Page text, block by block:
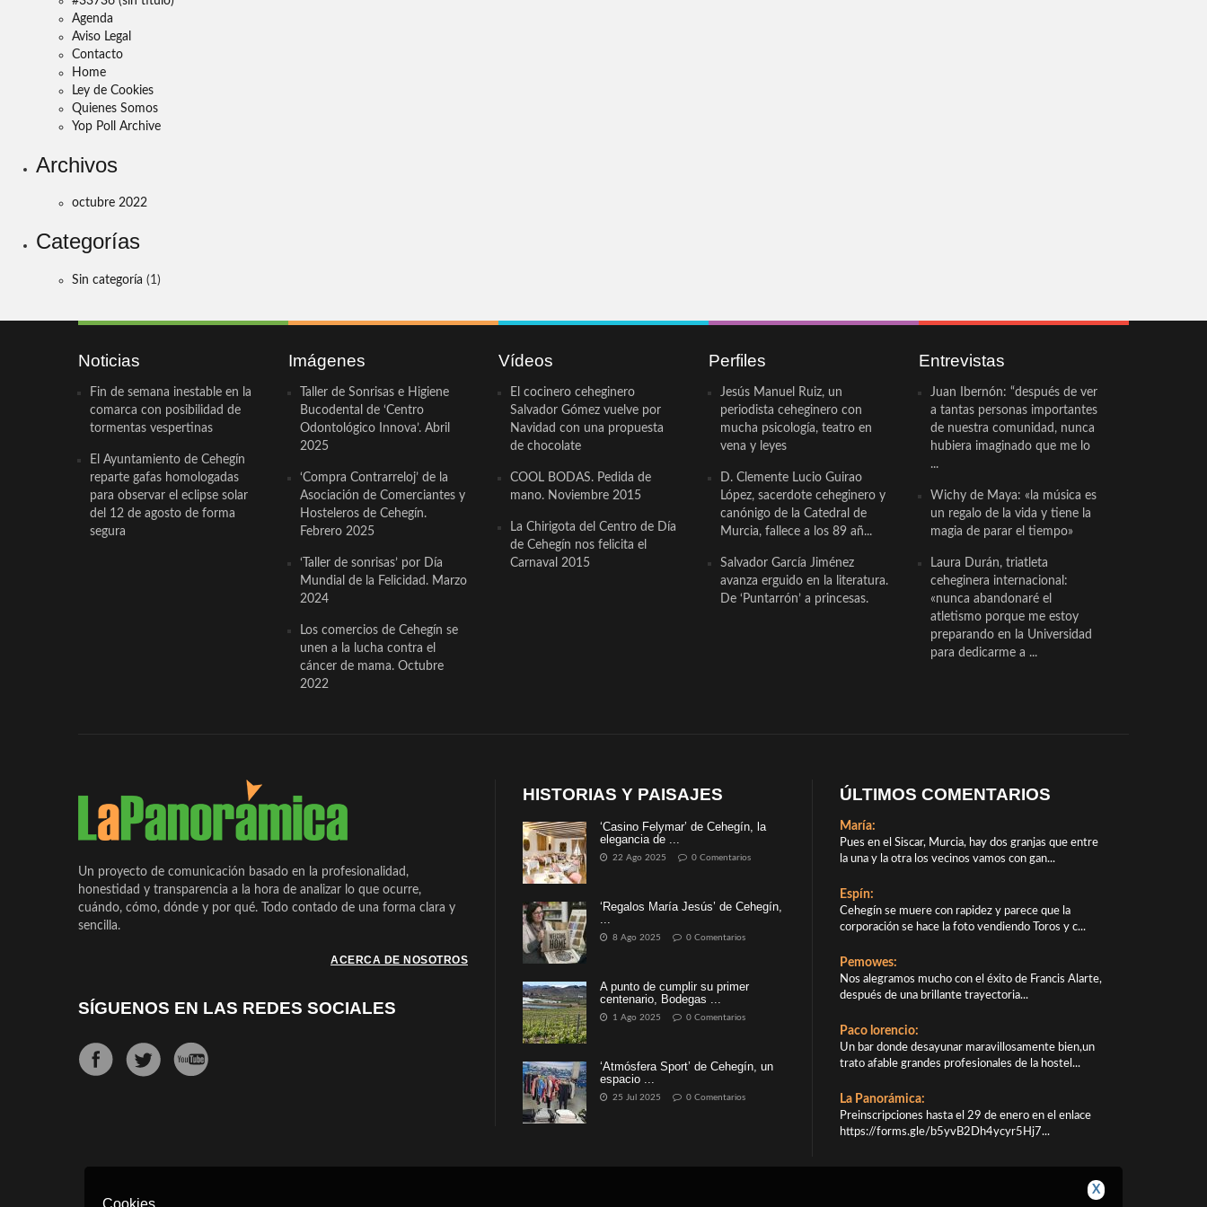
Agenda
Aviso Legal
Contacto
Home
Ley de Cookies
Quienes Somos
Yop Poll Archive
Archivos
octubre 2022
Categorías
Sin categoría (1)
Noticias
Fin de semana inestable en la
comarca con posibilidad de
tormentas vespertinas
El Ayuntamiento de Cehegín
reparte gafas homologadas
para observar el eclipse solar
del 12 de agosto de forma
segura
Imágenes
Taller de Sonrisas e Higiene
Bucodental de ‘Centro
Odontológico Innova’. Abril
2025
‘Compra Contrarreloj’ de la
Asociación de Comerciantes y
Hosteleros de Cehegín.
Febrero 2025
‘Taller de sonrisas’ por Día
Mundial de la Felicidad. Marzo
2024
Los comercios de Cehegín se
unen a la lucha contra el
cáncer de mama. Octubre
2022
Vídeos
El cocinero ceheginero
Salvador Gómez vuelve por
Navidad con una propuesta
de chocolate
COOL BODAS. Pedida de
mano. Noviembre 2015
La Chirigota del Centro de Día
de Cehegín nos felicita el
Carnaval 2015
Perfiles
Jesús Manuel Ruiz, un
periodista ceheginero con
mucha psicología, teatro en
vena y leyes
D. Clemente Lucio Guirao
López, sacerdote ceheginero y
canónigo de la Catedral de
Murcia, fallece a los 89 añ...
Salvador García Jiménez
avanza erguido en la literatura.
De ‘Puntarrón’ a princesas.
Entrevistas
Juan Ibernón: “después de ver
a tantas personas importantes
de nuestra comunidad, nunca
hubiera imaginado que me lo
...
Wichy de Maya: «la música es
un regalo de la vida y tiene la
magia de parar el tiempo»
Laura Durán, triatleta
ceheginera internacional:
«nunca abandonaré el
atletismo porque me estoy
preparando en la Universidad
para dedicarme a ...
Un proyecto de comunicación basado en la profesionalidad,
honestidad y transparencia a la hora de analizar lo que ocurre,
cuándo, cómo, dónde y por qué. Todo contado de una forma clara y
sencilla.
ACERCA DE NOSOTROS
SÍGUENOS EN LAS REDES SOCIALES
HISTORIAS Y PAISAJES
‘Casino Felymar’ de Cehegín, la
elegancia de ...
22 Ago 2025 0 Comentarios
‘Regalos María Jesús’ de Cehegín,
...
8 Ago 2025 0 Comentarios
A punto de cumplir su primer
centenario, Bodegas ...
1 Ago 2025 0 Comentarios
‘Atmósfera Sport’ de Cehegín, un
espacio ...
25 Jul 2025 0 Comentarios
ÚLTIMOS COMENTARIOS
María:
Pues en el Siscar, Murcia, hay dos granjas que entre
la una y la otra los vecinos vamos con gan...
Espín:
Cehegín se muere con rapidez y parece que la
corporación se hace la foto vendiendo Toros y c...
Pemowes:
Nos alegramos mucho con el éxito de Francis Alarte,
después de una brillante trayectoria...
Paco lorencio:
Un bar donde desayunar maravillosamente bien,un
trato afable grandes profesionales de la hostel...
La Panorámica:
Preinscripciones hasta el 29 de enero en el enlace
https://forms.gle/b5yvB2Dh4ycyr5Hj7...
X
Cookies